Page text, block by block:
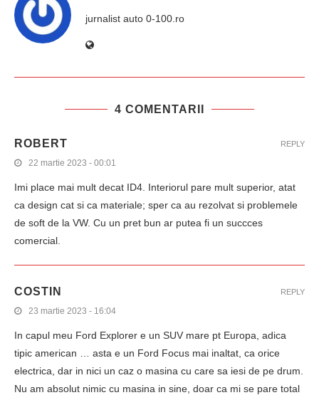
jurnalist auto 0-100.ro
4 COMENTARII
ROBERT
22 martie 2023 - 00:01
Imi place mai mult decat ID4. Interiorul pare mult superior, atat
ca design cat si ca materiale; sper ca au rezolvat si problemele
de soft de la VW. Cu un pret bun ar putea fi un succces
comercial.
REPLY
COSTIN
23 martie 2023 - 16:04
In capul meu Ford Explorer e un SUV mare pt Europa, adica
tipic american … asta e un Ford Focus mai inaltat, ca orice
electrica, dar in nici un caz o masina cu care sa iesi de pe drum.
Nu am absolut nimic cu masina in sine, doar ca mi se pare total
REPLY